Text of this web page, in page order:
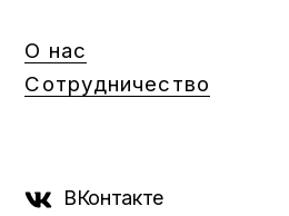
О нас
Сотрудничество
ВКонтакте